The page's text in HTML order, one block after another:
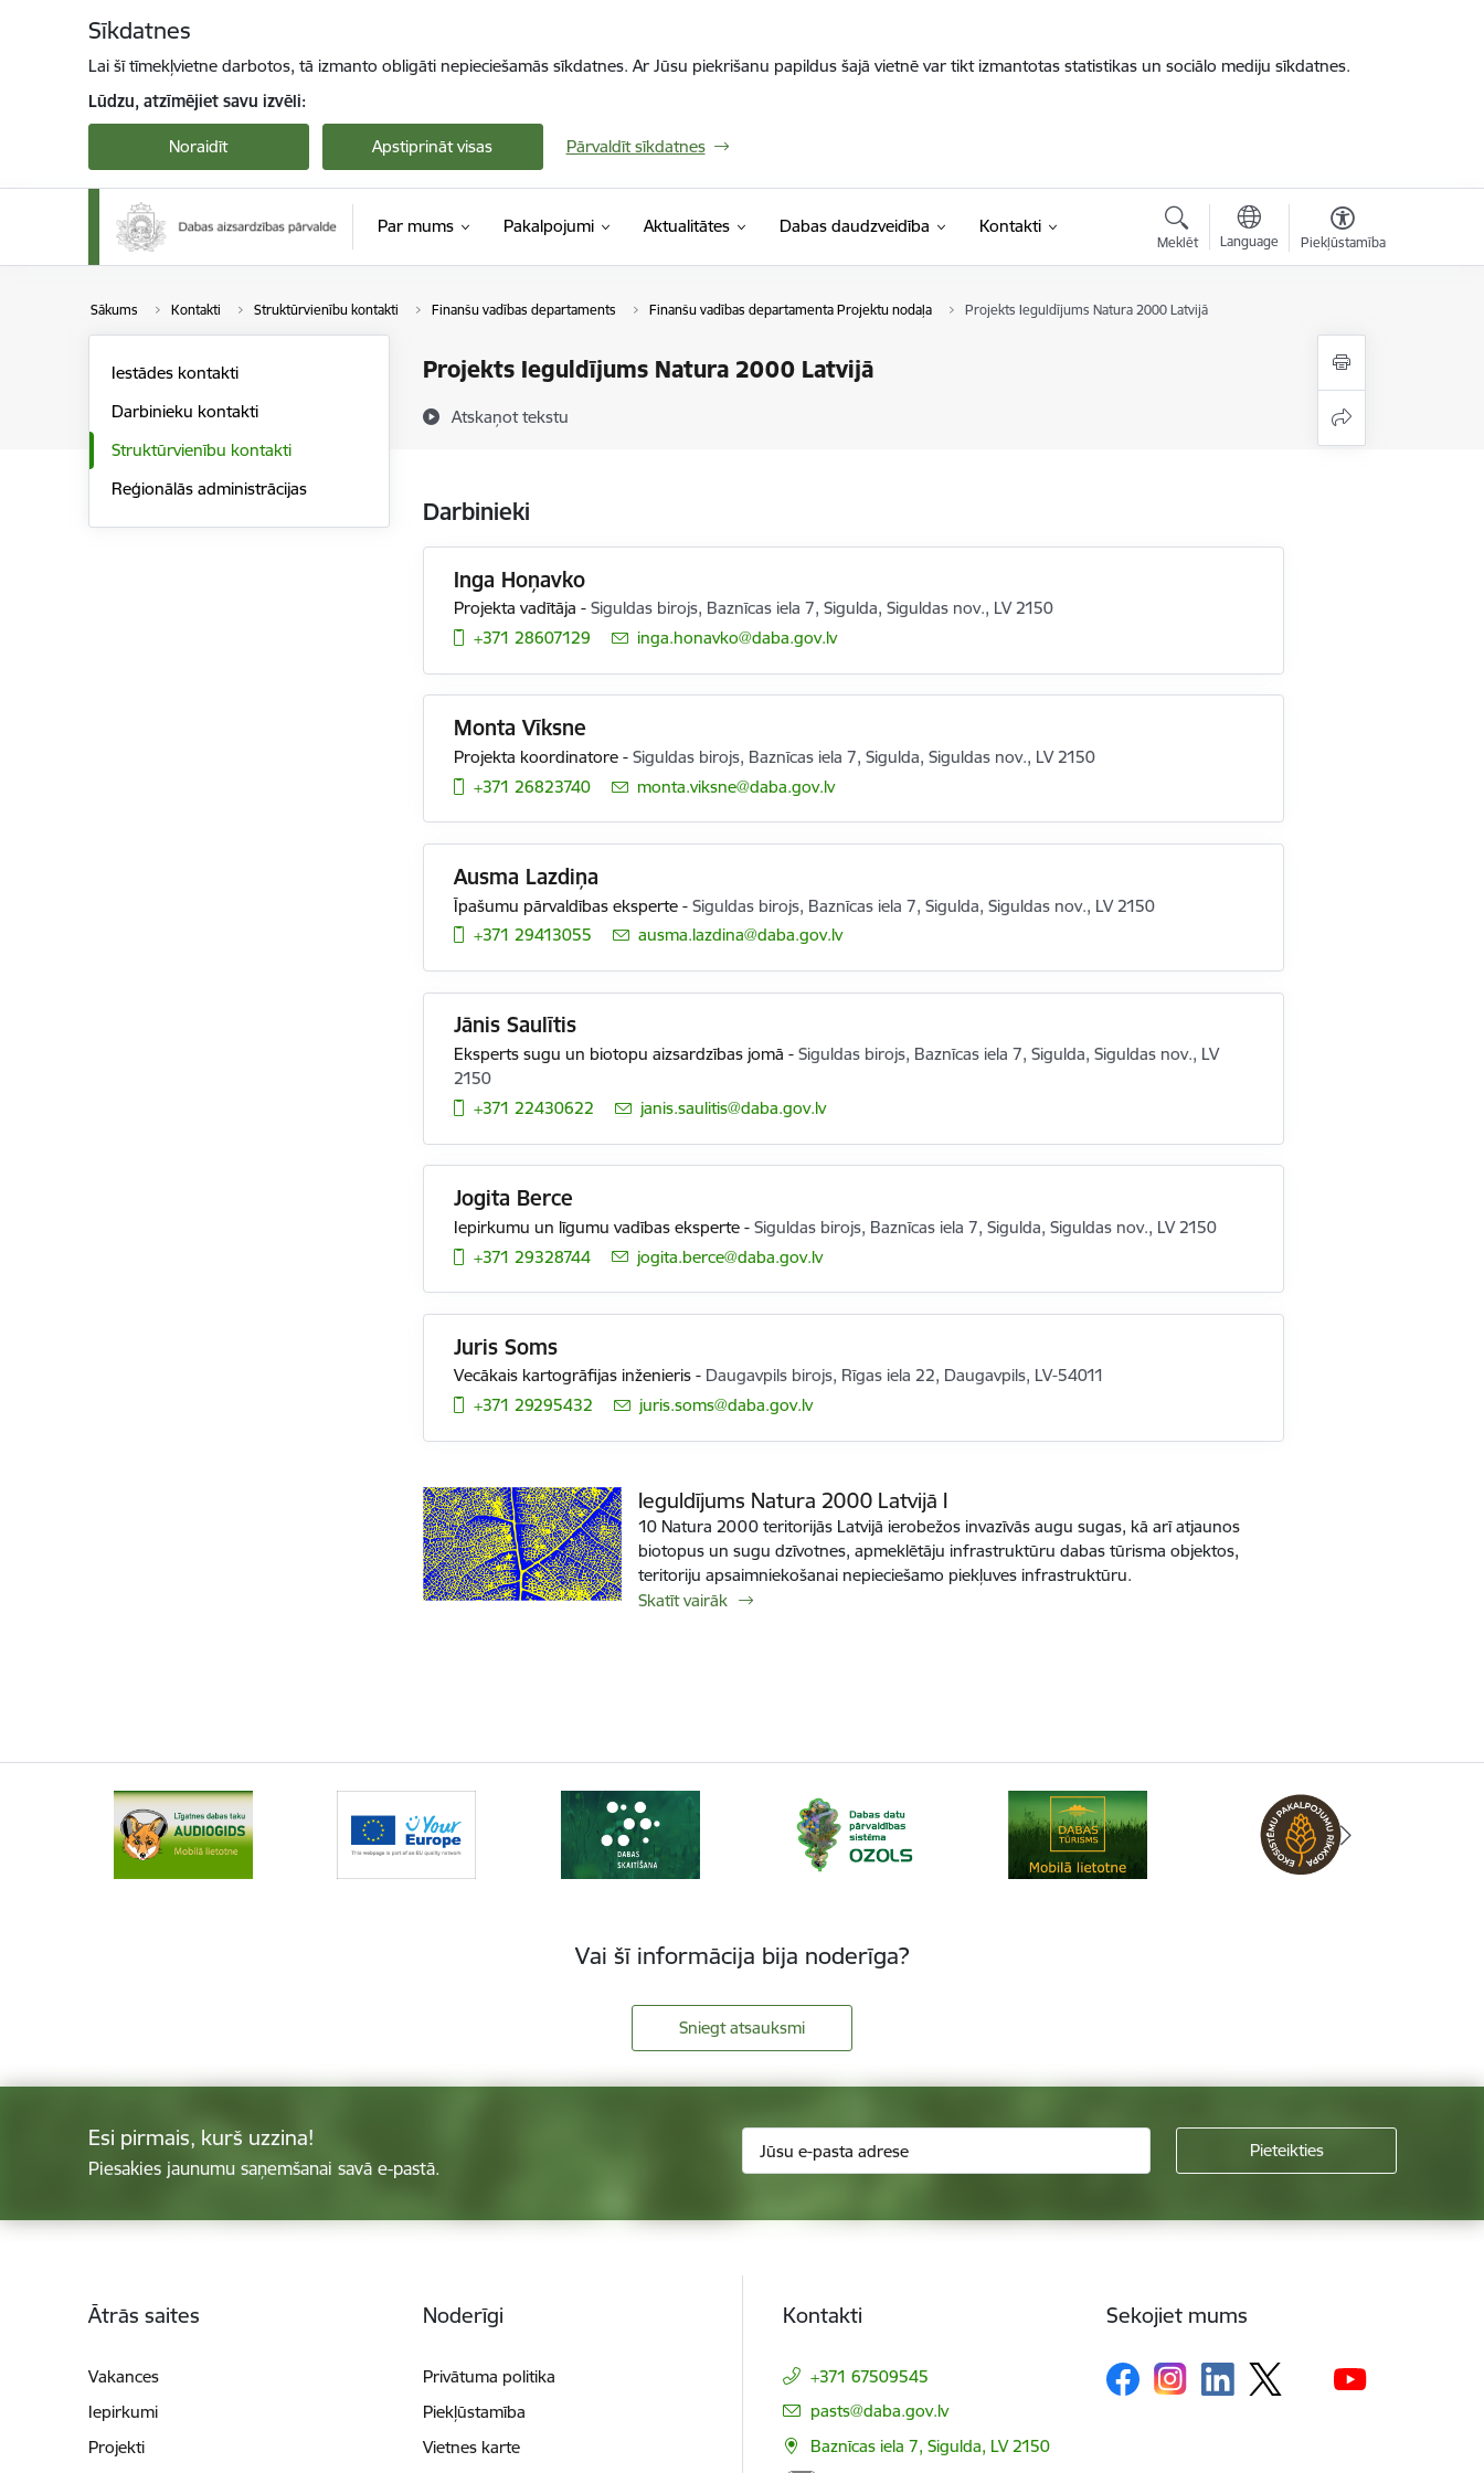
Sīkdatnes
Lai šī tīmekļvietne darbotos, tā izmanto obligāti nepieciešamās sīkdatnes. Ar Jūsu piekrišanu papildus šajā vietnē var tikt izmantotas statistikas un sociālo mediju sīkdatnes.
Lūdzu, atzīmējiet savu izvēli:
Noraidīt Apstiprināt visas Pārvaldīt sīkdatnes
Par mums Pakalpojumi Aktualitātes Dabas daudzveidība Kontakti
Meklēt Language Piekļūstamība
Sākums Kontakti Struktūrvienību kontakti Finanšu vadības departaments Finanšu vadības departamenta Projektu nodaļa Projekts Ieguldījums Natura 2000 Latvijā
Projekts Ieguldījums Natura 2000 Latvijā
Atskaņot tekstu
Iestādes kontakti
Darbinieku kontakti
Struktūrvienību kontakti
Reģionālās administrācijas
Darbinieki
Inga Hoņavko
Projekta vadītāja - Siguldas birojs, Baznīcas iela 7, Sigulda, Siguldas nov., LV 2150
+371 28607129
E-pasts:
inga.honavko@daba.gov.lv
Monta Vīksne
Projekta koordinatore - Siguldas birojs, Baznīcas iela 7, Sigulda, Siguldas nov., LV 2150
+371 26823740
E-pasts:
monta.viksne@daba.gov.lv
Ausma Lazdiņa
Īpašumu pārvaldības eksperte - Siguldas birojs, Baznīcas iela 7, Sigulda, Siguldas nov., LV 2150
+371 29413055
E-pasts:
ausma.lazdina@daba.gov.lv
Jānis Saulītis
Eksperts sugu un biotopu aizsardzības jomā - Siguldas birojs, Baznīcas iela 7, Sigulda, Siguldas nov., LV
2150
+371 22430622
E-pasts:
janis.saulitis@daba.gov.lv
Jogita Berce
Iepirkumu un līgumu vadības eksperte - Siguldas birojs, Baznīcas iela 7, Sigulda, Siguldas nov., LV 2150
+371 29328744
E-pasts:
jogita.berce@daba.gov.lv
Juris Soms
Vecākais kartogrāfijas inženieris - Daugavpils birojs, Rīgas iela 22, Daugavpils, LV-54011
+371 29295432
E-pasts:
juris.soms@daba.gov.lv
Ieguldījums Natura 2000 Latvijā I
10 Natura 2000 teritorijās Latvijā ierobežos invazīvās augu sugas, kā arī atjaunos
biotopus un sugu dzīvotnes, apmeklētāju infrastruktūru dabas tūrisma objektos,
teritoriju apsaimniekošanai nepieciešamo piekļuves infrastruktūru.
Skatīt vairāk
Vai šī informācija bija noderīga?
Sniegt atsauksmi
Esi pirmais, kurš uzzina!
Piesakies jaunumu saņemšanai savā e-pastā.
Ātrās saites
Vakances
Iepirkumi
Projekti
Noderīgi
Privātuma politika
Piekļūstamība
Vietnes karte
Kontakti
+371 67509545
E-pasts:
pasts@daba.gov.lv
Baznīcas iela 7, Sigulda, LV 2150
Sekojiet mums